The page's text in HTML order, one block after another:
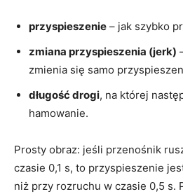
przyspieszenie – jak szybko
zmiana przyspieszenia (jerk)
zmienia się samo
długość drogi, na której
hamowanie.
Prosty obraz: jeśli przenośnik
czasie 0,1 s, to przyspieszenie
niż przy rozruchu w czasie 0,5 s.